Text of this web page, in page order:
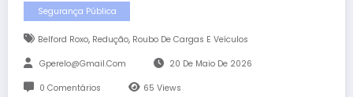
Segurança Pública
Belford Roxo, Redução, Roubo De Cargas E Veículos
Gperelo@gmail.com 20 De Maio De 2026
0 Comentários 65 Views